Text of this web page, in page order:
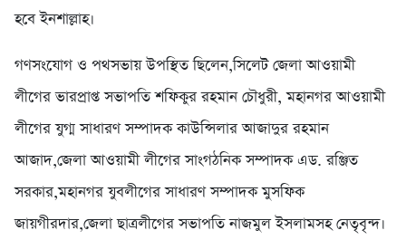
হবে ইনশাল্লাহ।
গণসংযোগ ও পথসভায় উপস্থিত ছিলেন,সিলেট জেলা আওয়ামী
লীগের ভারপ্রাপ্ত সভাপতি শফিকুর রহমান চৌধুরী, মহানগর আওয়ামী
লীগের যুগ্ম সাধারণ সম্পাদক কাউন্সিলার আজাদুর রহমান
আজাদ,জেলা আওয়ামী লীগের সাংগঠনিক সম্পাদক এড. রঞ্জিত
সরকার,মহানগর যুবলীগের সাধারণ সম্পাদক মুসফিক
জায়গীরদার,জেলা ছাত্রলীগের সভাপতি নাজমুল ইসলামসহ নেতৃবৃন্দ।